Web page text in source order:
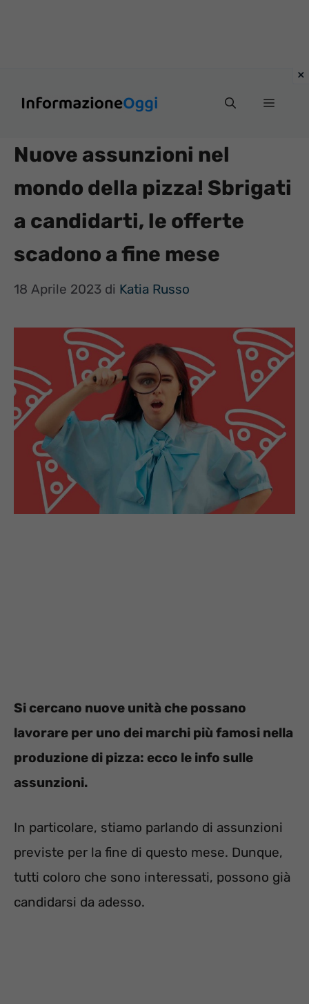
Menu
Nuove assunzioni nel
mondo della pizza! Sbrigati
a candidarti, le offerte
scadono a fine mese
18 Aprile 2023 di Katia Russo
Si cercano nuove unità che possano
lavorare per uno dei marchi più famosi nella
produzione di pizza: ecco le info sulle
assunzioni.
In particolare, stiamo parlando di assunzioni
previste per la fine di questo mese. Dunque,
tutti coloro che sono interessati, possono già
candidarsi da adesso.